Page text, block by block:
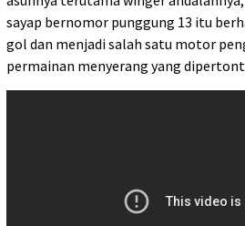
sayap bernomor punggung 13 itu
gol dan menjadi salah satu motor
permainan menyerang yang